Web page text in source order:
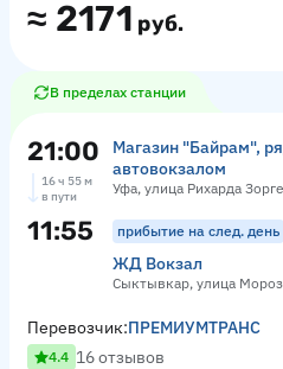
≈ 2171 руб.
В пределах станции
21:00
Магазин "Байрам",
автовокзалом
Уфа, улица Рихарда
16 ч 55 м
в пути
11:55 прибытие на след. день
ЖД Вокзал
Сыктывкар, улица
Перевозчик:ПРЕМИУМТРАНС
4.4 16 отзывов